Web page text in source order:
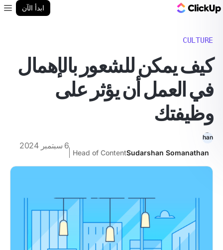
ابدأ الآن
CULTURE
كيف يمكن للشعور بالإهمال
في العمل أن يؤثر على
وظيفتك
Sudarshan Somanathan
Head of Content
6 سبتمبر 2024